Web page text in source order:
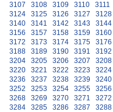
3107
3108 3109 3110 3111
3124
3125 3126 3127 3128
3140
3141 3142 3143 3144
3156
3157 3158 3159 3160
3172
3173 3174 3175 3176
3188
3189 3190 3191 3192
3204
3205 3206 3207 3208
3220
3221 3222 3223 3224
3236
3237 3238 3239 3240
3252
3253 3254 3255 3256
3268
3269 3270 3271 3272
3284
3285 3286 3287 3288